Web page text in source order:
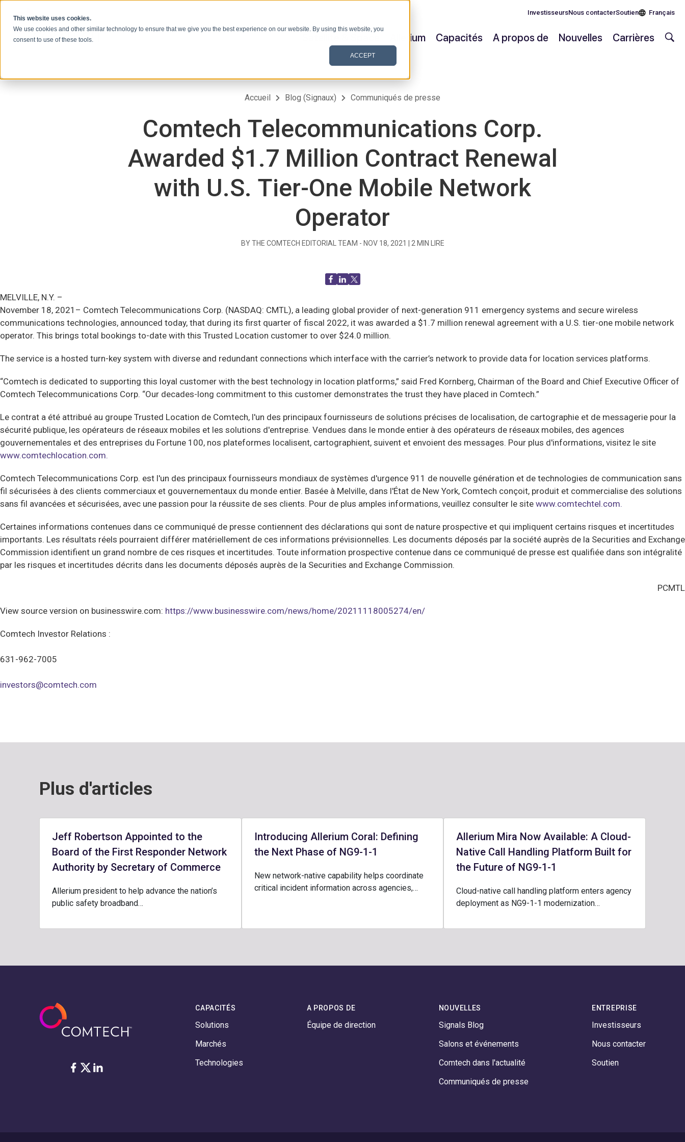
This website uses cookies.
We use cookies and other similar technology to ensure that we give you the best experience on our website. By using this website, you
consent to use of these tools.
ACCEPT
InvestisseursNous contacterSoutien Français
Allerium Capacités A propos de Nouvelles Carrières
Accueil Blog (Signaux) Communiqués de presse
Comtech Telecommunications Corp.
Awarded $1.7 Million Contract Renewal
with U.S. Tier-One Mobile Network
Operator
BY THE COMTECH EDITORIAL TEAM - NOV 18, 2021 2 MIN LIRE
MELVILLE, N.Y. –
November 18, 2021– Comtech Telecommunications Corp. (NASDAQ: CMTL), a leading global provider of next-generation 911 emergency systems and secure wireless
communications technologies, announced today, that during its first quarter of fiscal 2022, it was awarded a $1.7 million renewal agreement with a U.S. tier-one mobile network
operator. This brings total bookings to-date with this Trusted Location customer to over $24.0 million.
The service is a hosted turn-key system with diverse and redundant connections which interface with the carrier’s network to provide data for location services platforms.
“Comtech is dedicated to supporting this loyal customer with the best technology in location platforms,” said Fred Kornberg, Chairman of the Board and Chief Executive Officer of
Comtech Telecommunications Corp. “Our decades-long commitment to this customer demonstrates the trust they have placed in Comtech.”
Le contrat a été attribué au groupe Trusted Location de Comtech, l'un des principaux fournisseurs de solutions précises de localisation, de cartographie et de messagerie pour la
sécurité publique, les opérateurs de réseaux mobiles et les solutions d'entreprise. Vendues dans le monde entier à des opérateurs de réseaux mobiles, des agences
gouvernementales et des entreprises du Fortune 100, nos plateformes localisent, cartographient, suivent et envoient des messages. Pour plus d'informations, visitez le site
www.comtechlocation.com.
Comtech Telecommunications Corp. est l'un des principaux fournisseurs mondiaux de systèmes d'urgence 911 de nouvelle génération et de technologies de communication sans
fil sécurisées à des clients commerciaux et gouvernementaux du monde entier. Basée à Melville, dans l'État de New York, Comtech conçoit, produit et commercialise des solutions
sans fil avancées et sécurisées, avec une passion pour la réussite de ses clients. Pour de plus amples informations, veuillez consulter le site www.comtechtel.com.
Certaines informations contenues dans ce communiqué de presse contiennent des déclarations qui sont de nature prospective et qui impliquent certains risques et incertitudes
importants. Les résultats réels pourraient différer matériellement de ces informations prévisionnelles. Les documents déposés par la société auprès de la Securities and Exchange
Commission identifient un grand nombre de ces risques et incertitudes. Toute information prospective contenue dans ce communiqué de presse est qualifiée dans son intégralité
par les risques et incertitudes décrits dans les documents déposés auprès de la Securities and Exchange Commission.
PCMTL
View source version on businesswire.com: https://www.businesswire.com/news/home/20211118005274/en/
Comtech Investor Relations :
631-962-7005
investors@comtech.com
Plus d'articles
Jeff Robertson Appointed to the
Board of the First Responder Network
Authority by Secretary of Commerce
Allerium president to help advance the nation’s
public safety broadband…
Introducing Allerium Coral: Defining
the Next Phase of NG9-1-1
New network-native capability helps coordinate
critical incident information across agencies,…
Allerium Mira Now Available: A Cloud-
Native Call Handling Platform Built for
the Future of NG9-1-1
Cloud-native call handling platform enters agency
deployment as NG9-1-1 modernization…
Facebook
Twitter
LinkedIn
CAPACITÉS
Solutions
Marchés
Technologies
A PROPOS DE
Équipe de direction
NOUVELLES
Signals Blog
Salons et événements
Comtech dans l'actualité
Communiqués de presse
ENTREPRISE
Investisseurs
Nous contacter
Soutien